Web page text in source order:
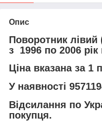
Опис
Поворотник
з 1996 по 2006 рік
Ціна вказана за 1
У наявності
Відсилання по
покупця.